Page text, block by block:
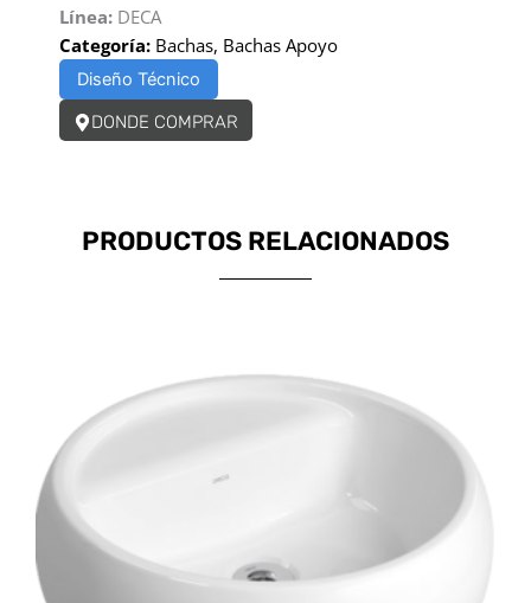
Línea: DECA
Categoría: Bachas, Bachas Apoyo
Diseño Técnico
DONDE COMPRAR
PRODUCTOS RELACIONADOS